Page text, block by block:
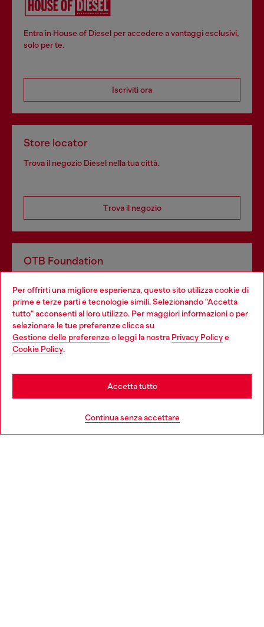
Per offrirti una migliore esperienza, questo sito utilizza cookie di
prime e terze parti e tecnologie simili. Selezionando "Accetta
tutto" acconsenti al loro utilizzo. Per maggiori informazioni o per
selezionare le tue preferenze clicca su
Gestione delle preferenzeo leggi la nostra Privacy Policye
Cookie Policy.
Continua senza accettare
Accetta tutto
Entra in House of Diesel per accedere a vantaggi esclusivi,
solo per te.
Iscriviti ora
Store locator
Trova il negozio Diesel nella tua città.
Trova il negozio
OTB Foundation
profit del gruppo OTB che sostiene progetti concreti per
giovani, donne, inclusione ed emergenze in tutto il mondo.
Choose your location
You are currently browsing Italia website, but it seems you may
be based in United States